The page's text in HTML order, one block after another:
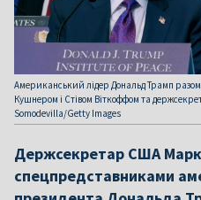
Американський лідер Дональд Трамп
Кушнером і Стівом Віткоффом та
Somodevilla/Getty Images
Держсекретар США
спецпредставниками